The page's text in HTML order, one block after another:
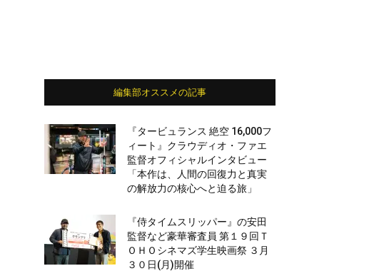
編集部オススメの記事
『タービュランス 絶空 16,000フ
ィート』クラウディオ・ファエ
監督オフィシャルインタビュー
「本作は、人間の回復力と真実
の解放力の核心へと迫る旅」
『侍タイムスリッパー』の安田
監督など豪華審査員 第１９回Ｔ
ＯＨＯシネマズ学生映画祭 ３月
３０日(月)開催